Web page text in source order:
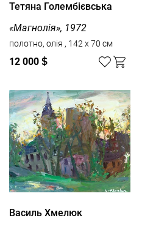
Тетяна Голембієвська
«Магнолія», 1972
полотно, олія , 142 x 70 см
12 000 $
Василь Хмелюк